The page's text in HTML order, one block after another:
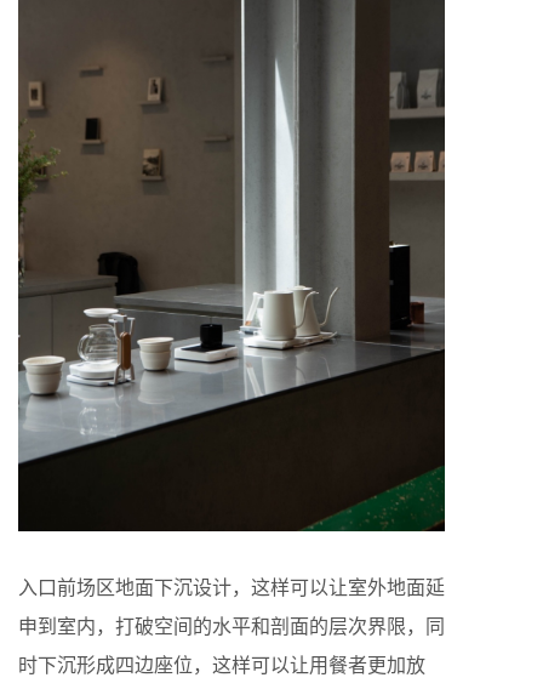
入口前场区地面下沉设计，这样可以让室外地面延
申到室内，打破空间的水平和剖面的层次界限，同
时下沉形成四边座位，这样可以让用餐者更加放